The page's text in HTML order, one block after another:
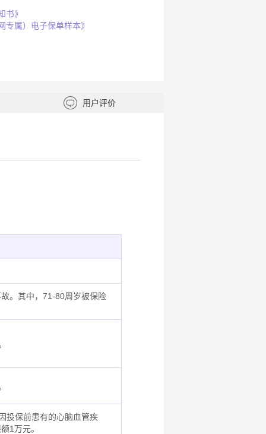
书》
专属）电子保单样本》
用户评价
。其中，71-80周岁被保险
投保前患有的心脑血管疾
1万元。